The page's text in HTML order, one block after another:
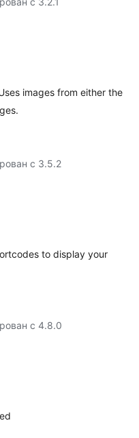
images from either the
с 3.5.2
to display your
с 4.8.0